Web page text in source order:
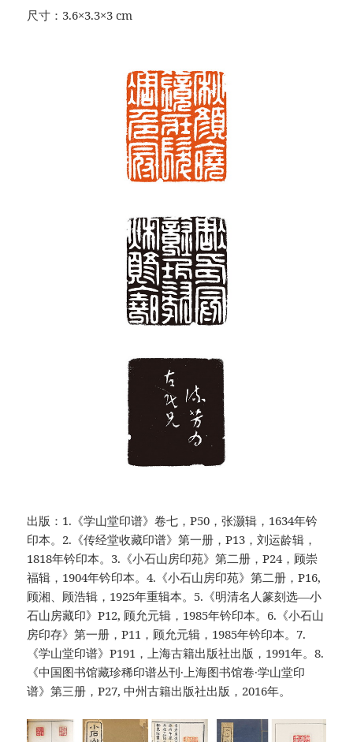
尺寸：3.6×3.3×3 cm
出版：1.《学山堂印谱》卷七，P50，张灏辑，1634年钤
印本。2.《传经堂收藏印谱》第一册，P13，刘运龄辑，
1818年钤印本。3.《小石山房印苑》第二册，P24，顾崇
福辑，1904年钤印本。4.《小石山房印苑》第二册，P16,
顾湘、顾浩辑，1925年重辑本。5.《明清名人篆刻选—小
石山房藏印》P12, 顾允元辑，1985年钤印本。6.《小石山
房印存》第一册，P11，顾允元辑，1985年钤印本。7.
《学山堂印谱》P191，上海古籍出版社出版，1991年。8.
《中国图书馆藏珍稀印谱丛刊·上海图书馆卷·学山堂印
谱》第三册，P27, 中州古籍出版社出版，2016年。